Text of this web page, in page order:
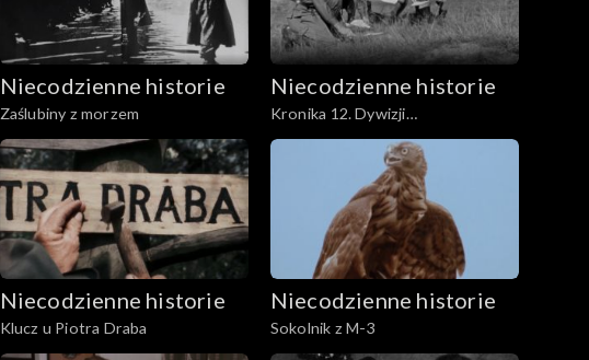
Niecodzienne historie
Zaślubiny z morzem
Niecodzienne historie
Kronika 12. Dywizji
Zmechanizowanej
Niecodzienne historie
Klucz u Piotra Draba
Niecodzienne historie
Sokolnik z M-3